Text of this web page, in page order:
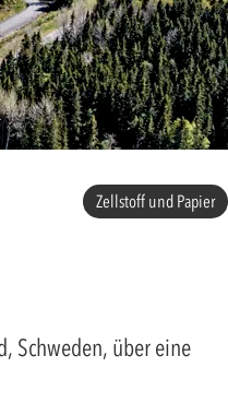
Zellstoff und Papier
Schweden, über eine